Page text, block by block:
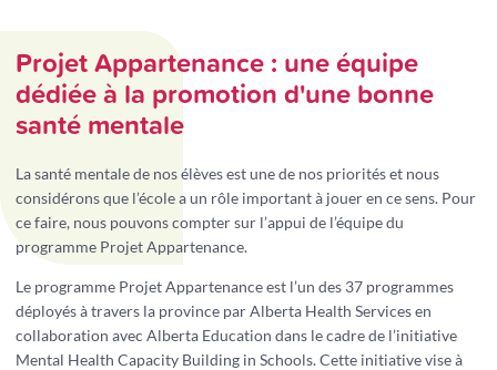
Projet Appartenance : une équipe
dédiée à la promotion d'une bonne
santé mentale
La santé mentale de nos élèves est une de nos priorités et nous
considérons que l’école a un rôle important à jouer en ce sens. Pour
ce faire, nous pouvons compter sur l’appui de l’équipe du
programme Projet Appartenance.
Le programme Projet Appartenance est l’un des 37 programmes
déployés à travers la province par Alberta Health Services en
collaboration avec Alberta Education dans le cadre de l’initiative
Mental Health Capacity Building in Schools. Cette initiative vise à